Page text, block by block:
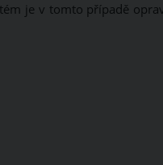
je v tomto případě